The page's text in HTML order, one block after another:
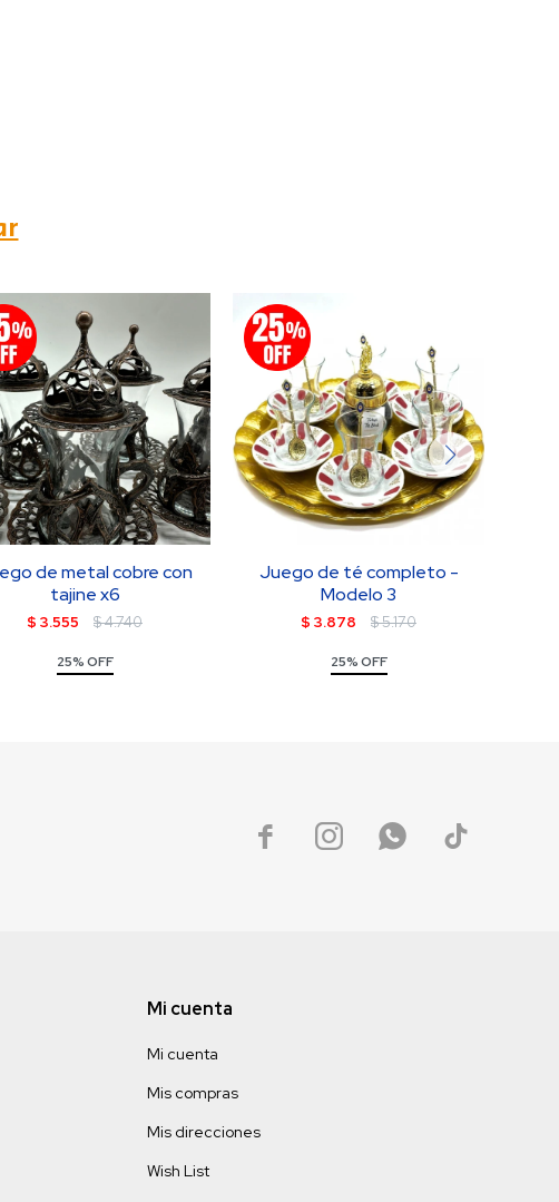
de metal cobre con
tajine x6
$ 3.555 $4.740
25% OFF
Juego de té completo -
Modelo 3
$ 3.878 $5.170
25% OFF
   
Mi cuenta
Mi cuenta
Mis compras
Mis direcciones
Wish List